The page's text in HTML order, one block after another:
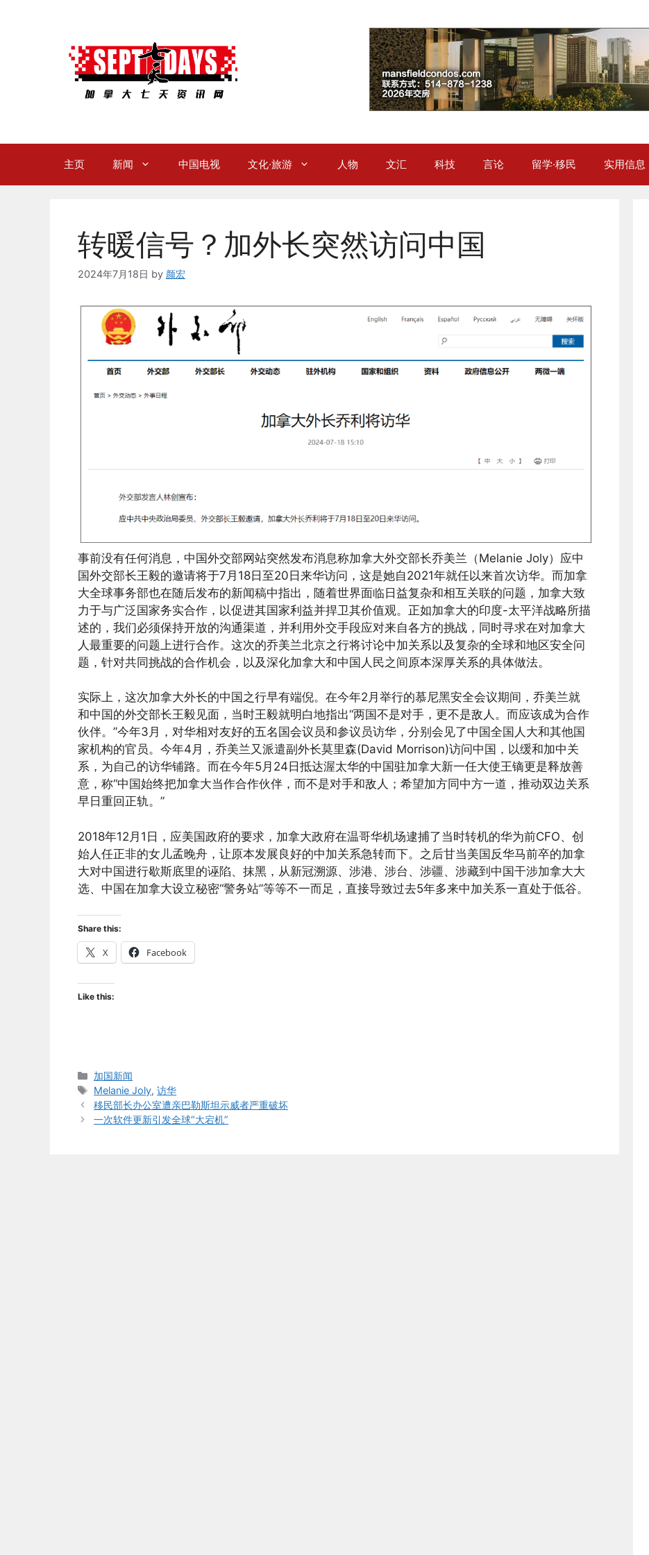
主页 新闻 中国电视 文化·旅游 人物 文汇 科技 言论 留学·移民 实用信息
转暖信号？加外长突然访问中国
2024年7月18日 by 颜宏
事前没有任何消息，中国外交部网站突然发布消息称加拿大外交部长乔美兰（Melanie Joly）应中
国外交部长王毅的邀请将于7月18日至20日来华访问，这是她自2021年就任以来首次访华。而加拿
大全球事务部也在随后发布的新闻稿中指出，随着世界面临日益复杂和相互关联的问题，加拿大致
力于与广泛国家务实合作，以促进其国家利益并捍卫其价值观。正如加拿大的印度-太平洋战略所描
述的，我们必须保持开放的沟通渠道，并利用外交手段应对来自各方的挑战，同时寻求在对加拿大
人最重要的问题上进行合作。这次的乔美兰北京之行将讨论中加关系以及复杂的全球和地区安全问
题，针对共同挑战的合作机会，以及深化加拿大和中国人民之间原本深厚关系的具体做法。
实际上，这次加拿大外长的中国之行早有端倪。在今年2月举行的慕尼黑安全会议期间，乔美兰就
和中国的外交部长王毅见面，当时王毅就明白地指出“两国不是对手，更不是敌人。而应该成为合作
伙伴。”今年3月，对华相对友好的五名国会议员和参议员访华，分别会见了中国全国人大和其他国
家机构的官员。今年4月，乔美兰又派遣副外长莫里森(David Morrison)访问中国，以缓和加中关
系，为自己的访华铺路。而在今年5月24日抵达渥太华的中国驻加拿大新一任大使王镝更是释放善
意，称“中国始终把加拿大当作合作伙伴，而不是对手和敌人；希望加方同中方一道，推动双边关系
早日重回正轨。”
2018年12月1日，应美国政府的要求，加拿大政府在温哥华机场逮捕了当时转机的华为前CFO、创
始人任正非的女儿孟晚舟，让原本发展良好的中加关系急转而下。之后甘当美国反华马前卒的加拿
大对中国进行歇斯底里的诬陷、抹黑，从新冠溯源、涉港、涉台、涉疆、涉藏到中国干涉加拿大大
选、中国在加拿大设立秘密“警务站”等等不一而足，直接导致过去5年多来中加关系一直处于低谷。
Share this:
X Facebook
Like this:
Categories
加国新闻
Tags
Melanie Joly,访华
移民部长办公室遭亲巴勒斯坦示威者严重破坏
一次软件更新引发全球“大宕机”